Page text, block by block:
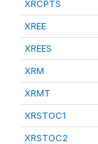
XRCPTS
XREE
XREES
XRM
XRMT
XRSTOC1
XRSTOC2